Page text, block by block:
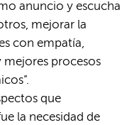
anuncio y escucha
mejorar la
con empatía,
mejores procesos
que
la necesidad de